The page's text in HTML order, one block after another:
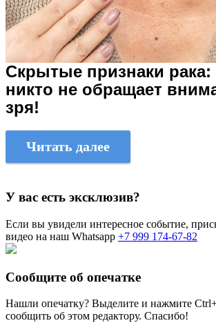
Скрытые признаки рака:
никто не обращает
зря!
Читать далее
У вас есть эксклюзив?
Если вы увидели интересное событие,
видео на наш Whatsapp +7 999 174-67-82
Сообщите об опечатке
Нашли опечатку? Выделите и нажмите
сообщить об этом редактору. Спасибо!